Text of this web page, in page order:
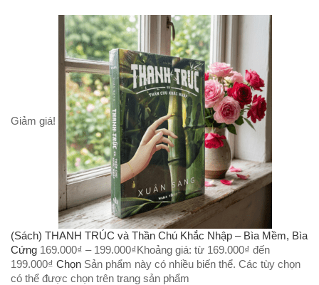
Giảm giá!
(Sách) THANH TRÚC và Thần Chú Khắc Nhập – Bìa Mềm, Bìa
Cứng 169.000₫ – 199.000₫Khoảng giá: từ 169.000₫ đến
199.000₫ Chọn Sản phẩm này có nhiều biến thể. Các tùy chọn
có thể được chọn trên trang sản phẩm